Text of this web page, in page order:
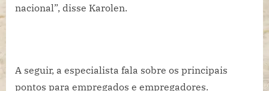
nacional”, disse Karolen.
A seguir, a especialista fala sobre os principais
pontos para empregados e empregadores.